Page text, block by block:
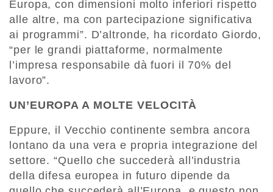
Europa, con dimensioni molto inferiori rispetto
alle altre, ma con partecipazione significativa
ai programmi”. D’altronde, ha ricordato Giordo,
“per le grandi piattaforme, normalmente
l’impresa responsabile dà fuori il 70% del
lavoro”.
UN’EUROPA A MOLTE VELOCITÀ
Eppure, il Vecchio continente sembra ancora
lontano da una vera e propria integrazione del
settore. “Quello che succederà all’industria
della difesa europea in futuro dipende da